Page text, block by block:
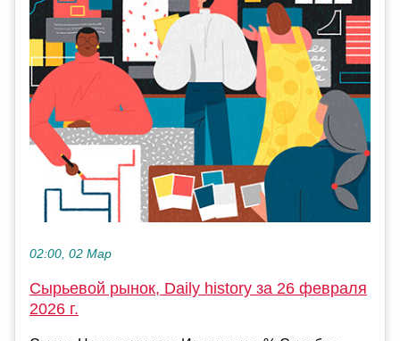
02:00, 02 Мар
Сырьевой рынок, Daily history за 26 февраля
2026 г.